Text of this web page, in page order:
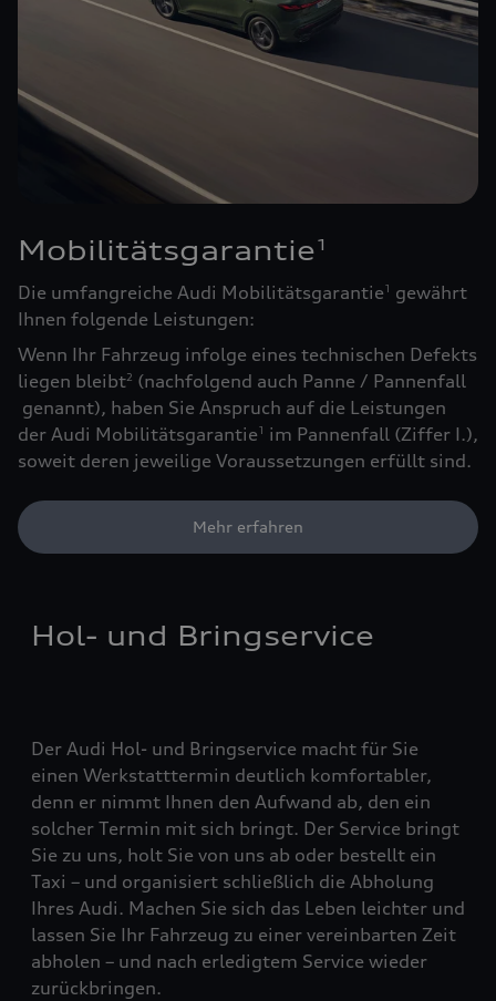
Mobilitätsgarantie1
Die umfangreiche Audi Mobilitätsgarantie1
gewährt
Ihnen folgende Leistungen:
Wenn Ihr Fahrzeug infolge eines technischen Defekts
liegen bleibt2 (nachfolgend auch Panne / Pannenfall
genannt), haben Sie Anspruch auf die Leistungen
der Audi Mobilitätsgarantie1
im Pannenfall (Ziffer I.),
soweit deren jeweilige Voraussetzungen erfüllt sind.
Mehr erfahren
Hol- und Bringservice
Der Audi Hol- und Bringservice macht für Sie
einen Werkstatttermin deutlich komfortabler,
denn er nimmt Ihnen den Aufwand ab, den ein
solcher Termin mit sich bringt. Der Service bringt
Sie zu uns, holt Sie von uns ab oder bestellt ein
Taxi – und organisiert schließlich die Abholung
Ihres Audi. Machen Sie sich das Leben leichter und
lassen Sie Ihr Fahrzeug zu einer vereinbarten Zeit
abholen – und nach erledigtem Service wieder
zurückbringen.